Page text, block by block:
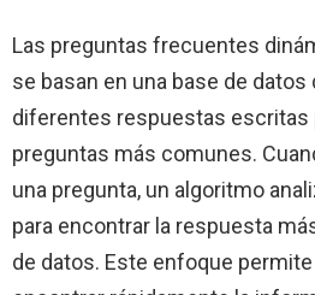
Las preguntas frecuentes
se basan en una base de
diferentes respuestas escritas
preguntas más comunes.
una pregunta, un algoritmo
para encontrar la respuesta
de datos. Este enfoque